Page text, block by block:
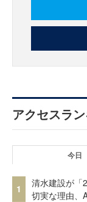
アクセスラ
今日
1
清水建設が「
切実な理由、